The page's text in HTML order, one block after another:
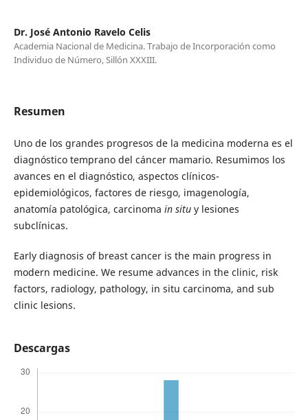
Dr. José Antonio Ravelo Celis
Academia Nacional de Medicina. Trabajo de Incorporación como
Individuo de Número, Sillón XXXIII.
Resumen
Uno de los grandes progresos de la medicina moderna es el
diagnóstico temprano del cáncer mamario. Resumimos los
avances en el diagnóstico, aspectos clínicos-
epidemiológicos, factores de riesgo, imagenología,
anatomía patológica, carcinoma in situy lesiones
subclínicas.
Early diagnosis of breast cancer is the main progress in
modern medicine. We resume advances in the clinic, risk
factors, radiology, pathology, in situ carcinoma, and sub
clinic lesions.
Descargas